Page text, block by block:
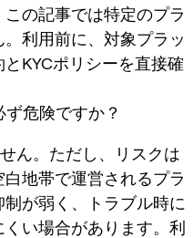
の記事では特定のプラ
利用前に、対象プラッ
KYCポリシーを直接確
危険ですか？
ん。ただし、リスクは
地帯で運営されるプラ
が弱く、トラブル時に
い場合があります。利